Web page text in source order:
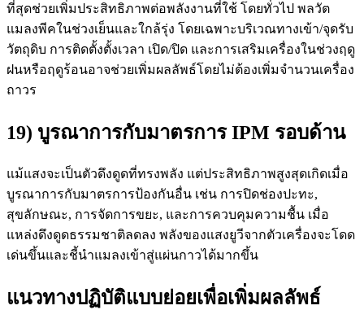
ที่สุดช่วยเพิ่มประสิทธิภาพต่อพลังงานที่ใช้ โดยทั่วไป พลวัต
แมลงพีคในช่วงเย็นและใกล้รุ่ง โดยเฉพาะบริเวณทางเข้า/จุดรับ
วัตถุดิบ การติดตั้งตั้งเวลา เปิด/ปิด และการเสริมเครื่องในช่วงฤดู
ฝนหรือฤดูร้อนอาจช่วยเพิ่มผลลัพธ์โดยไม่ต้องเพิ่มจำนวนเครื่อง
ถาวร
19) บูรณาการกับมาตรการ IPM รอบด้าน
แม้แสงจะเป็นตัวดึงดูดที่ทรงพลัง แต่ประสิทธิภาพสูงสุดเกิดเมื่อ
บูรณาการกับมาตรการป้องกันอื่น เช่น การปิดช่องปะทะ,
สุขลักษณะ, การจัดการขยะ, และการควบคุมความชื้น เมื่อ
แหล่งดึงดูดธรรมชาติลดลง พลังของแสงยูวีจากตัวเครื่องจะโดด
เด่นขึ้นและชี้นำแมลงเข้าสู่แผ่นกาวได้มากขึ้น
แนวทางปฏิบัติแบบย่อยเพื่อเพิ่มผลลัพธ์